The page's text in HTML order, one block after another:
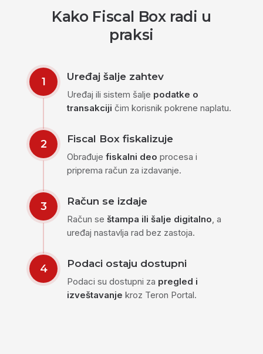
Kako Fiscal Box radi u
praksi
1 Uređaj šalje zahtev
Uređaj ili sistem šalje podatke o
transakciji čim korisnik pokrene naplatu.
2 Fiscal Box fiskalizuje
Obrađuje fiskalni deo procesa i
priprema račun za izdavanje.
3 Račun se izdaje
Račun se štampa ili šalje digitalno , a
uređaj nastavlja rad bez zastoja.
4 Podaci ostaju dostupni
Podaci su dostupni za pregled i
izveštavanje kroz Teron Portal.